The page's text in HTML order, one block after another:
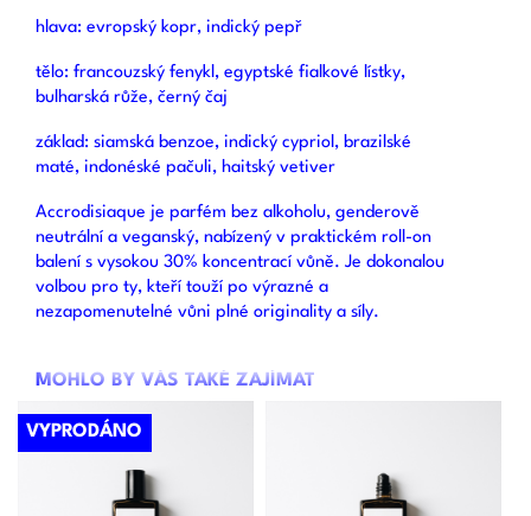
hlava: evropský kopr, indický pepř
tělo: francouzský fenykl, egyptské fialkové lístky,
bulharská růže, černý čaj
základ: siamská benzoe, indický cypriol, brazilské
maté, indonéské pačuli, haitský vetiver
Accrodisiaque je parfém bez alkoholu, genderově
neutrální a veganský, nabízený v praktickém roll-on
balení s vysokou 30% koncentrací vůně. Je dokonalou
volbou pro ty, kteří touží po výrazné a
nezapomenutelné vůni plné originality a síly.
MOHLO BY VÁS TAKÉ ZAJÍMAT
VYPRODÁNO